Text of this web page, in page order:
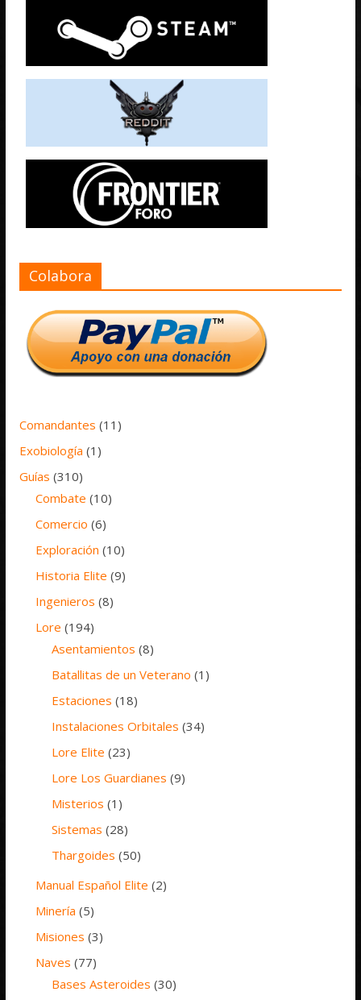
Colabora
Comandantes (11)
Exobiología (1)
Guías (310)
Combate (10)
Comercio (6)
Exploración (10)
Historia Elite (9)
Ingenieros (8)
Lore (194)
Asentamientos (8)
Batallitas de un Veterano (1)
Estaciones (18)
Instalaciones Orbitales (34)
Lore Elite (23)
Lore Los Guardianes (9)
Misterios (1)
Sistemas (28)
Thargoides (50)
Manual Español Elite (2)
Minería (5)
Misiones (3)
Naves (77)
Bases Asteroides (30)